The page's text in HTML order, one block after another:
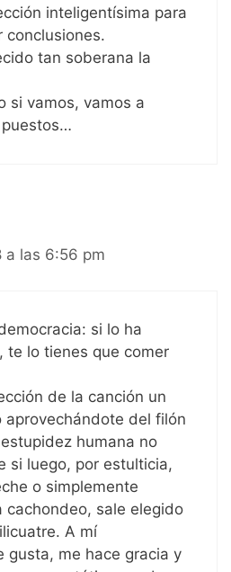
inteligentísima para
conclusiones.
tan soberana la
si vamos, vamos a
a las 6:56 pm
si lo ha
te lo tienes que comer
de la canción un
aprovechándote del filón
humana no
si luego, por estulticia,
o simplemente
cachondeo, sale elegido
A mí
gusta, me hace gracia y